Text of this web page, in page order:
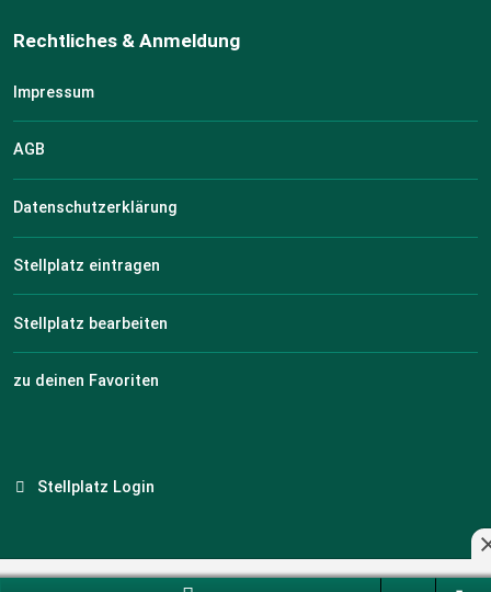
Rechtliches & Anmeldung
Impressum
AGB
Datenschutzerklärung
Stellplatz eintragen
Stellplatz bearbeiten
zu deinen Favoriten
Stellplatz Login
Branchenportal Software made in Germany